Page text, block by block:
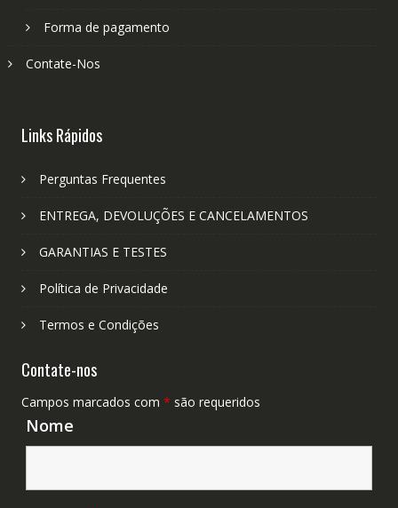
Forma de pagamento
Contate-Nos
Links Rápidos
Perguntas Frequentes
ENTREGA, DEVOLUÇÕES E CANCELAMENTOS
GARANTIAS E TESTES
Política de Privacidade
Termos e Condições
Contate-nos
Campos marcados com * são requeridos
Nome